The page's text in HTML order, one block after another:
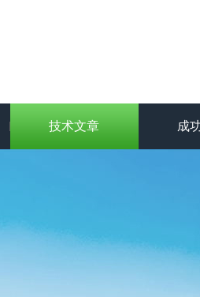
技术文章 成